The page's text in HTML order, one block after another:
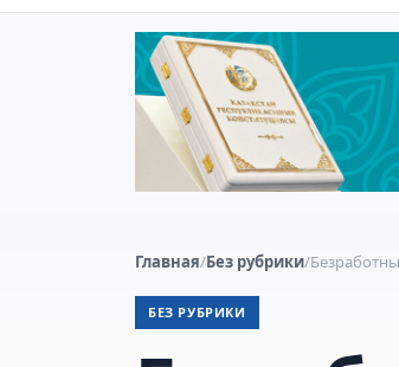
Главная/Без рубрики/
БЕЗ РУБРИКИ